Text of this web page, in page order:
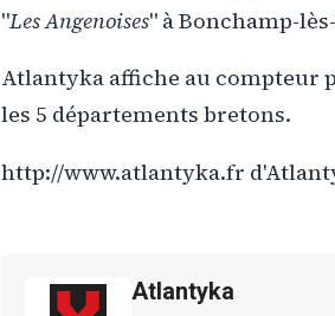
"Les Angenoises" à Bonchamp-
Atlantyka affiche au compteur
les 5 départements bretons.
http://www.atlantyka.fr
Atlantyka